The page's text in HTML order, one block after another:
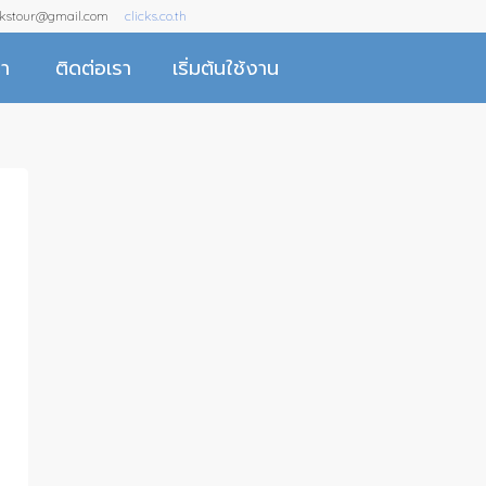
clicks.co.th
เริ่มต้นใช้งาน
ติดต่อเรา